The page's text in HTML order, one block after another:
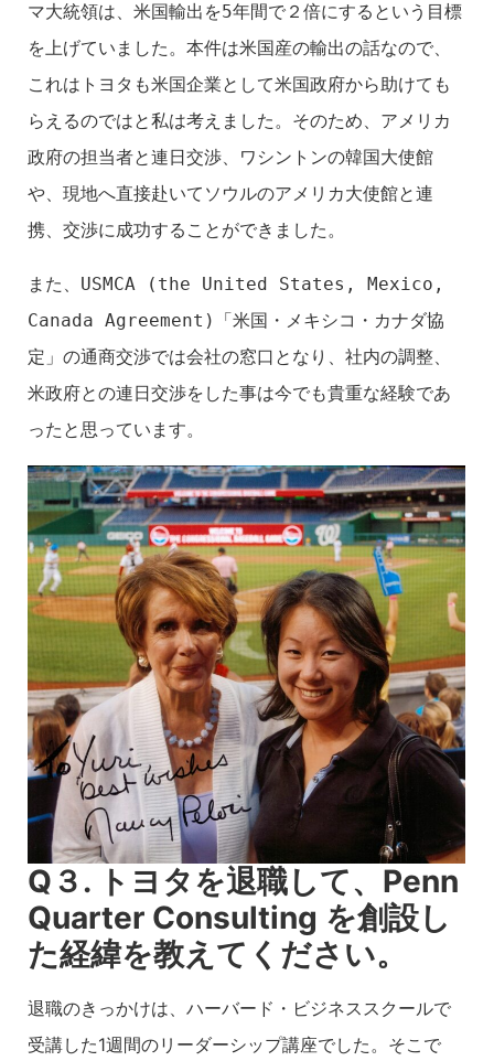
マ大統領は、米国輸出を5年間で２倍にするという目標
を上げていました。本件は米国産の輸出の話なので、
これはトヨタも米国企業として米国政府から助けても
らえるのではと私は考えました。そのため、アメリカ
政府の担当者と連日交渉、ワシントンの韓国大使館
や、現地へ直接赴いてソウルのアメリカ大使館と連
携、交渉に成功することができました。
また、USMCA (the United States, Mexico,
Canada Agreement)「米国・メキシコ・カナダ協
定」の通商交渉では会社の窓口となり、社内の調整、
米政府との連日交渉をした事は今でも貴重な経験であ
ったと思っています。
Q ３. トヨタを退職して、Penn
Quarter Consulting を創設し
た経緯を教えてください。
退職のきっかけは、ハーバード・ビジネススクールで
受講した1週間のリーダーシップ講座でした。そこで